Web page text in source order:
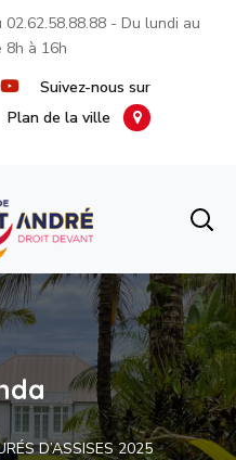
02.62.58.88.88- Du lundi au
8h à 16h
Suivez-nous sur
Plan de la ville
D’ASSISES 2025